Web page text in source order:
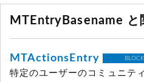
-----
</mt:Comments></
TITLE: <$mt:PingTitle$>
URL: <$mt:PingURL$>
MTEntryBasename と
MTActionsEntry BLOCK
特定のユーザーのコミュニテ